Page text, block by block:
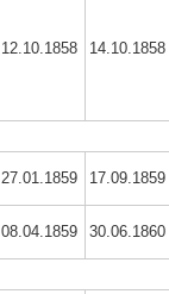
12.10.1858 14.10.1858
27.01.1859 17.09.1859
08.04.1859 30.06.1860